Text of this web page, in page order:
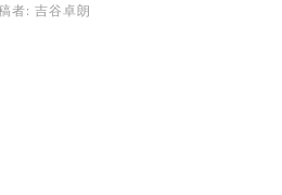
者: 吉谷卓朗